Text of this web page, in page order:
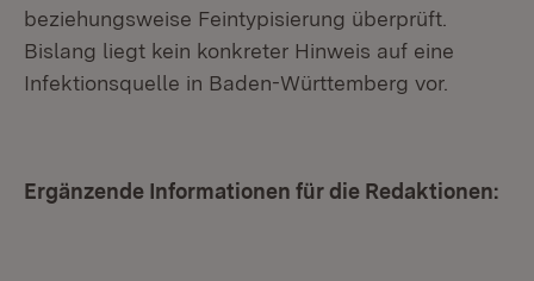
beziehungsweise Feintypisierung überprüft.
Bislang liegt kein konkreter Hinweis auf eine
Infektionsquelle in Baden-Württemberg vor.
Ergänzende Informationen für die Redaktionen: